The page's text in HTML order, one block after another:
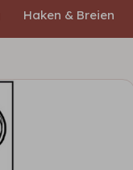
Haken & Breien